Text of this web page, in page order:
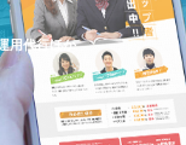
用代行ほか